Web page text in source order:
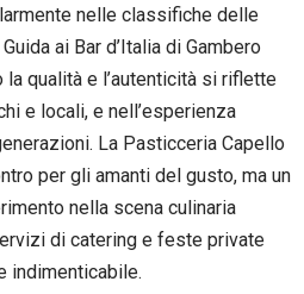
nelle classifiche delle
ai Bar d’Italia di Gambero
qualità e l’autenticità si riflette
e locali, e nell’esperienza
La Pasticceria Capello
per gli amanti del gusto, ma un
nella scena culinaria
di catering e feste private
indimenticabile.